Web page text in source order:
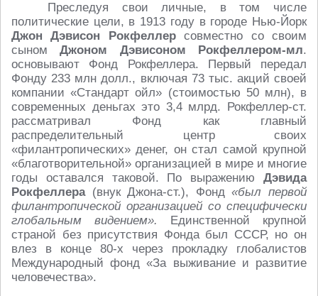
Преследуя свои личные, в том числе
политические цели, в 1913 году в городе Нью-Йорк
Джон Дэвисон Рокфеллерсовместно со своим
сыномДжоном Дэвисоном Рокфеллером-мл.
основывают Фонд Рокфеллера. Первый передал
Фонду 233 млн долл., включая 73 тыс. акций своей
компании «Стандарт ойл» (стоимостью 50 млн), в
современных деньгах это 3,4 млрд. Рокфеллер-ст.
рассматривал Фонд как главный
распределительный центр своих
«филантропических» денег, он стал самой крупной
«благотворительной» организацией в мире и многие
годы оставался таковой. По выражению Дэвида
Рокфеллера(внук Джона-ст.), Фонд«был первой
филантропической организацией со специфически
глобальным видением». Единственной крупной
страной без присутствия Фонда был СССР, но он
влез в конце 80-х через прокладку глобалистов
Международный фонд «За выживание и развитие
человечества».